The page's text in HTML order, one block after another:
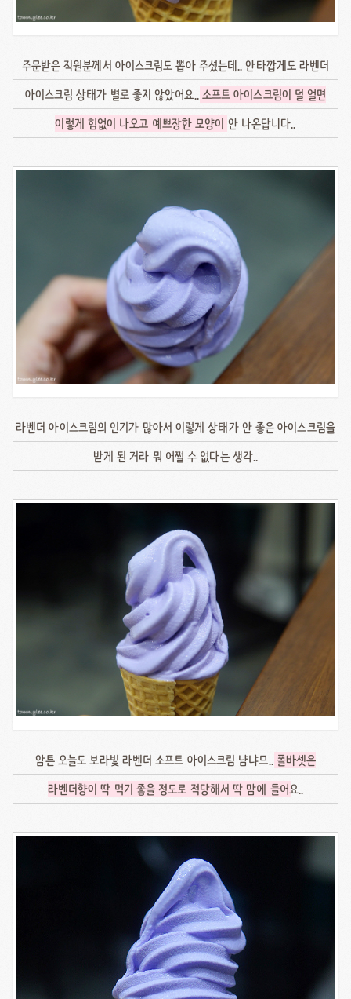
주문받은 직원분께서 아이스크림도 뽑아 주셨는데.. 안타깝게도 라벤더
아이스크림 상태가 별로 좋지 않았어요..소프트 아이스크림이 덜 얼면
이렇게 힘없이 나오고 예쁘장한 모양이 안 나온답니다..
라벤더 아이스크림의 인기가 많아서 이렇게 상태가 안 좋은 아이스크림을
받게 된 거라 뭐 어쩔 수 없다는 생각..
암튼 오늘도 보라빛 라벤더 소프트 아이스크림 냠냐므..폴바셋은
라벤더향이 딱 먹기 좋을 정도로 적당해서 딱 맘에 들어요..